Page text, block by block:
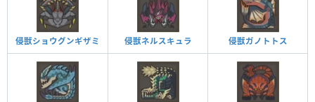
侵獣ショウグンギザミ 侵獣ネルスキュラ 侵獣ガノトトス